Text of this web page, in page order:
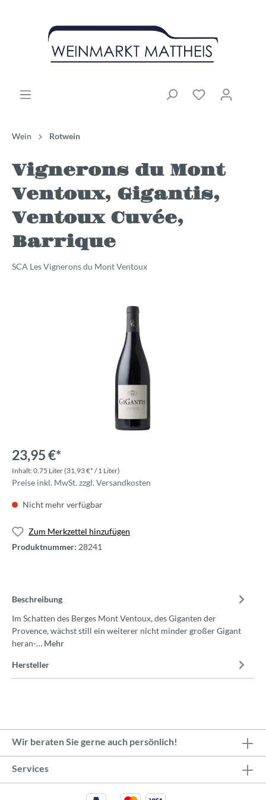
Wein Rotwein
Vignerons du Mont
Ventoux, Gigantis,
Ventoux Cuvée,
Barrique
SCA Les Vignerons du Mont Ventoux
23,95 €*
Inhalt:0.75 Liter(31,93 €* / 1 Liter)
Preise inkl. MwSt. zzgl. Versandkosten
Nicht mehr verfügbar
Zum Merkzettel hinzufügen
Produktnummer: 28241
Beschreibung
Im Schatten des Berges Mont Ventoux, des Giganten der
Provence, wächst still ein weiterer nicht minder großer Gigant
heran-… Mehr
Hersteller
Wir beraten Sie gerne auch persönlich!
Services